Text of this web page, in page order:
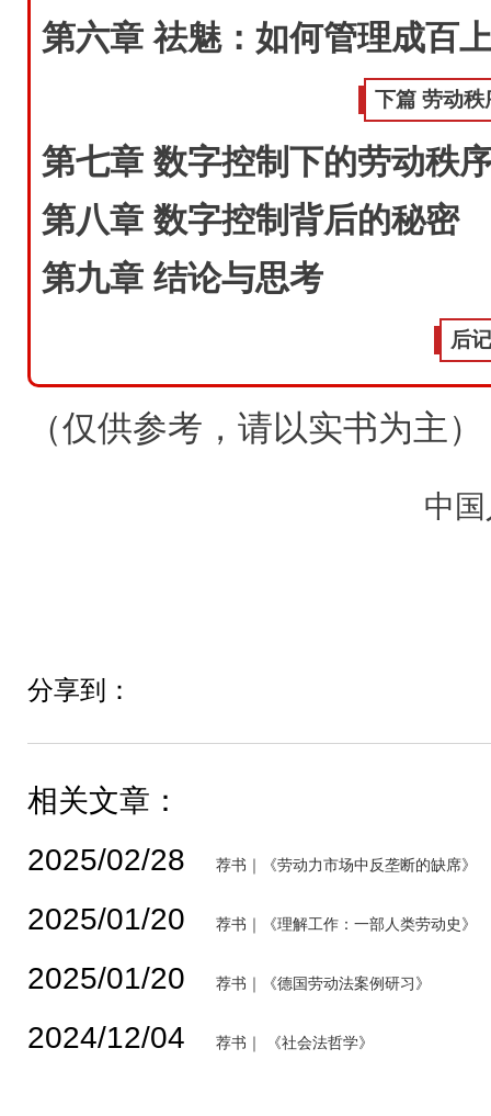
第六章 祛魅：如何管理成百
下篇 劳动秩
第七章 数字控制下的劳动秩
第八章 数字控制背后的秘密
第九章 结论与思考
后记
（仅供参考，请以实书为主）
中
分享到：
相关文章：
2025/02/28
荐书｜《劳动力市场中反垄断的缺席》
2025/01/20 荐书｜《理解工作：一部人类劳动史》
2025/01/20 荐书｜《德国劳动法案例研习》
2024/12/04 荐书｜ 《社会法哲学》